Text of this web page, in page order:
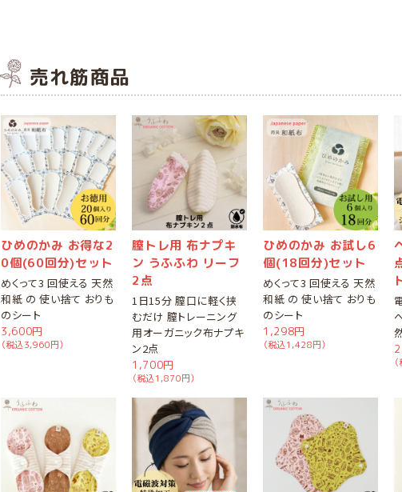
売れ筋商品
ひめのかみ お得な2
0個(60回分)セット
めくって3 回使える 天然
和紙 の 使い捨て おりも
のシート
3,600円
（税込3,960円）
膣トレ用 布ナプキ
ン うふふわ リーフ
2点
1日15分 膣口に軽く挟
むだけ 膣トレーニング
用オーガニック布ナプキ
ン2点
1,700円
（税込1,870円）
ひめのかみ お試し6
個(18回分)セット
めくって3 回使える 天然
和紙 の 使い捨て おりも
のシート
1,298円
（税込1,428円）